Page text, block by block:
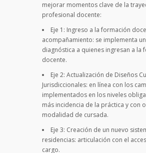
mejorar momentos clave de la
profesional docente:
Eje 1: Ingreso a la formación
acompañamiento: se implementa
diagnóstica a quienes ingresan a la
docente.
Eje 2: Actualización de Diseños
Jurisdiccionales: en línea con los
implementados en los niveles
más incidencia de la práctica y con
modalidad de cursada.
Eje 3: Creación de un nuevo
residencias: articulación con el
cargo.